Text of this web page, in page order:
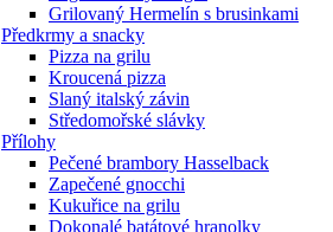
Grilovaný Hermelín s brusinkami
Předkrmy a snacky
Pizza na grilu
Kroucená pizza
Slaný italský závin
Středomořské slávky
Přílohy
Pečené brambory Hasselback
Zapečené gnocchi
Kukuřice na grilu
Dokonalé batátové hranolky